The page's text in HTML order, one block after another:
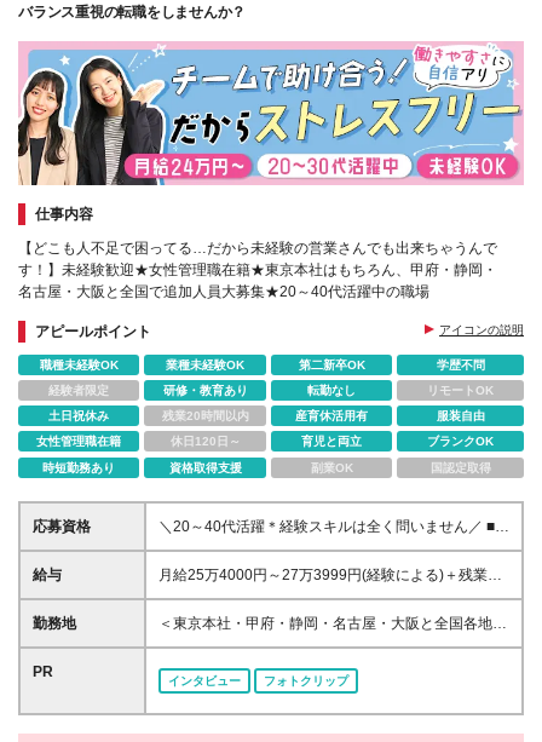
バランス重視の転職をしませんか？
仕事内容
【どこも人不足で困ってる…だから未経験の営業さんでも出来ちゃうんで
す！】未経験歓迎★女性管理職在籍★東京本社はもちろん、甲府・静岡・
名古屋・大阪と全国で追加人員大募集★20～40代活躍中の職場
アピールポイント アイコンの説明
職種未経験OK 業種未経験OK 第二新卒OK
学歴不問
経験者限定
研修・教育あり 転勤なし
リモートOK
土日祝休み
残業20時間以内 産育休活用有
服装自由
女性管理職在籍
休日120日～ 育児と両立
ブランクOK
時短勤務あり
資格取得支援 副業OK 国認定取得
応募資格
＼20～40代活躍＊経験スキルは全く問いません／ ■未
経験歓迎 ■学歴不問 ＼こんな方が活躍中／ ・飲食ア
ルバイトでの接客経験を活かしている方 ・未経験か
な仕事がしたい方 ・BtoBのお仕事に挑戦したい方
など
給与
月給25万4000円～27万3999円(経験による)＋残業代
＋インセンティブ＋各種手当 ※頑張った分、しっかり
インセンティブをGET！ ※試用期間3ヶ月あり（条件
過した際は別途残業代を支給いたします
勤務地
＜東京本社・甲府・静岡・名古屋・大阪と全国各地で
大募集★＞ ■東京本社 東京都渋谷区千駄ヶ谷5-18-20
代々木フォレストビル9階 ■甲府営業所（車通勤あ
り） 山梨県甲府市丸の内3-1-6 山梨316ビル6階 ■静
岡営業所（車通勤あり） 静岡県沼津市大手町1-1-3
沼津産業ビル3階E号室 ■名古屋営業所（車通勤あり）
PR
インタビュー フォトクリップ